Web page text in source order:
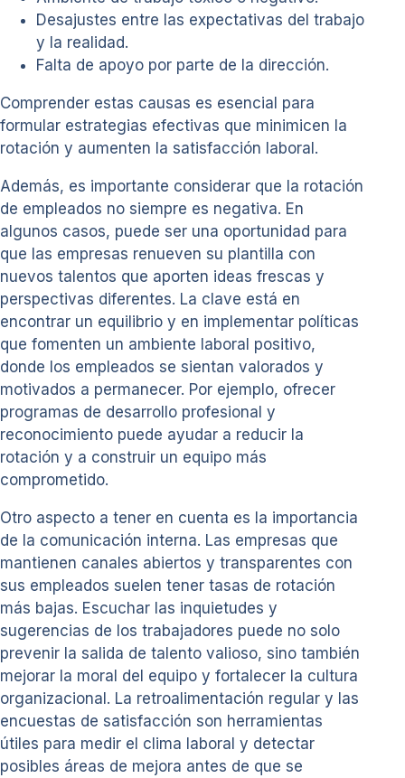
Desajustes entre las expectativas del trabajo
y la realidad.
Falta de apoyo por parte de la dirección.
Comprender estas causas es esencial para
formular estrategias efectivas que minimicen la
rotación y aumenten la satisfacción laboral.
Además, es importante considerar que la rotación
de empleados no siempre es negativa. En
algunos casos, puede ser una oportunidad para
que las empresas renueven su plantilla con
nuevos talentos que aporten ideas frescas y
perspectivas diferentes. La clave está en
encontrar un equilibrio y en implementar políticas
que fomenten un ambiente laboral positivo,
donde los empleados se sientan valorados y
motivados a permanecer. Por ejemplo, ofrecer
programas de desarrollo profesional y
reconocimiento puede ayudar a reducir la
rotación y a construir un equipo más
comprometido.
Otro aspecto a tener en cuenta es la importancia
de la comunicación interna. Las empresas que
mantienen canales abiertos y transparentes con
sus empleados suelen tener tasas de rotación
más bajas. Escuchar las inquietudes y
sugerencias de los trabajadores puede no solo
prevenir la salida de talento valioso, sino también
mejorar la moral del equipo y fortalecer la cultura
organizacional. La retroalimentación regular y las
encuestas de satisfacción son herramientas
útiles para medir el clima laboral y detectar
posibles áreas de mejora antes de que se